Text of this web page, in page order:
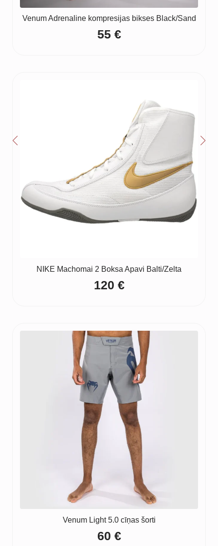
Venum Adrenaline kompresijas bikses Black/Sand
55 €
NIKE Machomai 2 Boksa Apavi Balti/Zelta
120 €
Venum Light 5.0 cīņas šorti
60 €